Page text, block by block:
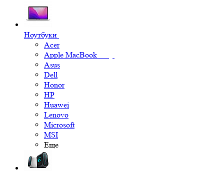
Ноутбуки
Acer
Apple MacBook
Asus
Dell
Honor
HP
Huawei
Lenovo
Microsoft
MSI
Еще